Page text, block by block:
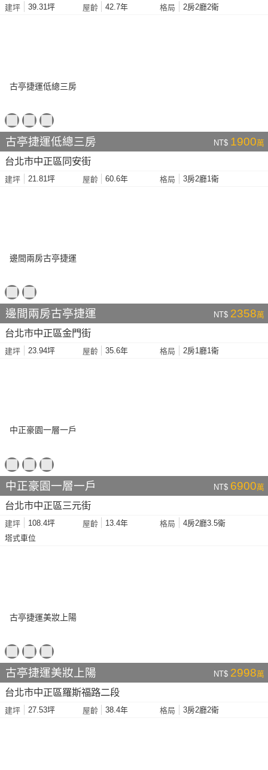
建坪 39.31坪 屋齡 42.7年 格局 2房2廳2衛
古亭捷運低總三房 NT$ 1900萬
台北市中正區同安街
建坪 21.81坪 屋齡 60.6年 格局 3房2廳1衛
邊間兩房古亭捷運 NT$ 2358萬
台北市中正區金門街
建坪 23.94坪 屋齡 35.6年 格局 2房1廳1衛
中正豪園一層一戶 NT$ 6900萬
台北市中正區三元街
建坪 108.4坪 屋齡 13.4年 格局
4房2廳3.5衛
塔式車位
古亭捷運美妝上陽 NT$ 2998萬
台北市中正區羅斯福路二段
建坪 27.53坪 屋齡 38.4年 格局 3房2廳2衛